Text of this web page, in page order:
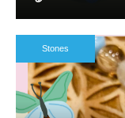
Stones